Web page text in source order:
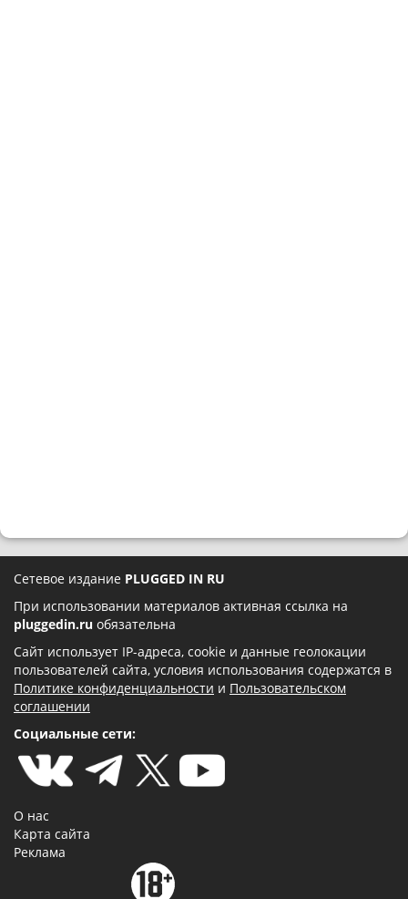
Сетевое издание PLUGGED IN RU
При использовании материалов активная ссылка на
pluggedin.ru обязательна
Сайт использует IP-адреса, cookie и данные геолокации
пользователей сайта, условия использования содержатся в
Политике конфиденциальности и Пользовательском
соглашении
Социальные сети:
О нас
Карта сайта
Реклама